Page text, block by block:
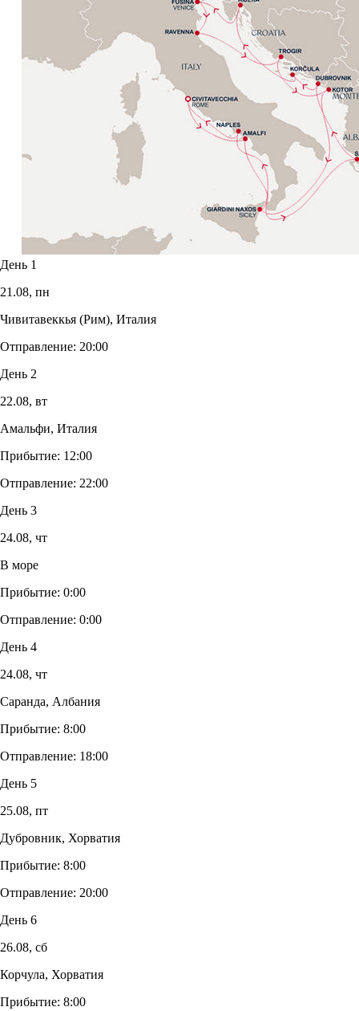
День 1
21.08, пн
Чивитавеккья (Рим), Италия
Отправление: 20:00
День 2
22.08, вт
Амальфи, Италия
Прибытие: 12:00
Отправление: 22:00
День 3
24.08, чт
В море
Прибытие: 0:00
Отправление: 0:00
День 4
24.08, чт
Саранда, Албания
Прибытие: 8:00
Отправление: 18:00
День 5
25.08, пт
Дубровник, Хорватия
Прибытие: 8:00
Отправление: 20:00
День 6
26.08, сб
Корчула, Хорватия
Прибытие: 8:00